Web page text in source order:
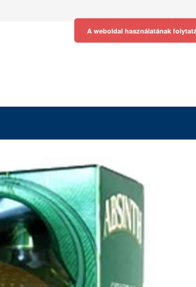
A weboldal használatának